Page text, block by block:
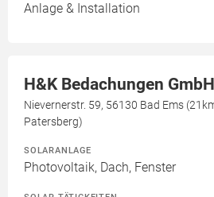
Anlage & Installation
H&K Bedachungen GmbH
Nievernerstr. 59, 56130 Bad Ems
Patersberg)
SOLARANLAGE
Photovoltaik, Dach, Fenster